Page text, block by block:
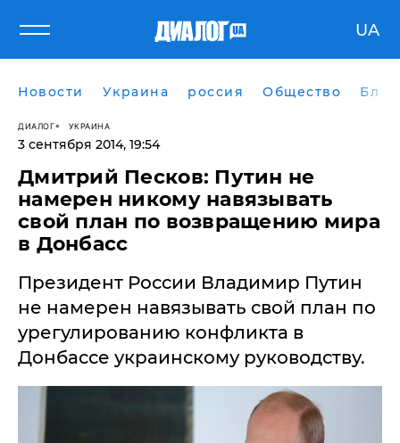
UA
Новости Украина россия Общество
ДИАЛОГ УКРАИНА
3 сентября 2014, 19:54
Дмитрий Песков: Путин не
намерен никому навязывать
свой план по возвращению мира
в Донбасс
Президент России Владимир Путин
не намерен навязывать свой план по
урегулированию конфликта в
Донбассе украинскому руководству.